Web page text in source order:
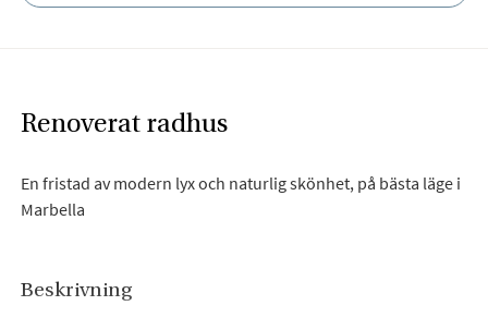
Renoverat radhus
En fristad av modern lyx och naturlig skönhet, på bästa läge i
Marbella
Beskrivning